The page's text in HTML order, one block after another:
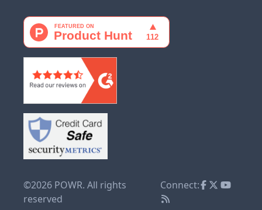
©2026 POWR. All rights
reserved
Connect: